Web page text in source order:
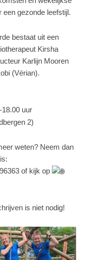
gezonde leefstijl.
bestaat uit een
Kirsha
Karlijn Mooren
(Vérian).
18.00 uur
2)
weten? Neem dan
of kijk op
is niet nodig!